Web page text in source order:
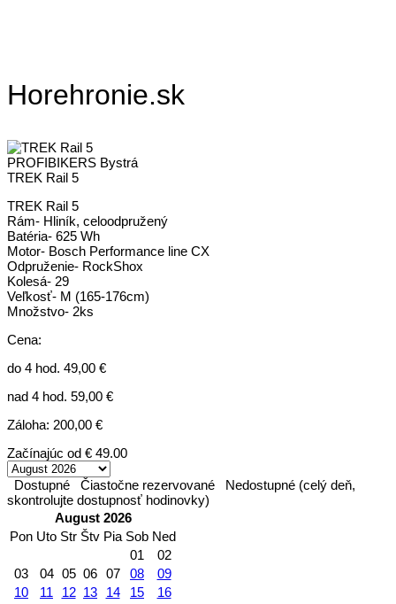
Horehronie.sk
PROFIBIKERS Bystrá
TREK Rail 5
TREK Rail 5
Rám- Hliník, celoodpružený
Batéria- 625 Wh
Motor- Bosch Performance line CX
Odpruženie- RockShox
Kolesá- 29
Veľkosť- M (165-176cm)
Množstvo- 2ks
Cena:
do 4 hod. 49,00 €
nad 4 hod. 59,00 €
Záloha: 200,00 €
Začínajúc od € 49.00
Dostupné Čiastočne rezervované
Nedostupné (celý deň,
skontrolujte dostupnosť hodinovky)
August 2026
Pon Uto Str Štv Pia Sob Ned
01
02
03
04 05 06 07 08
09
10
11 12 13 14 15
16